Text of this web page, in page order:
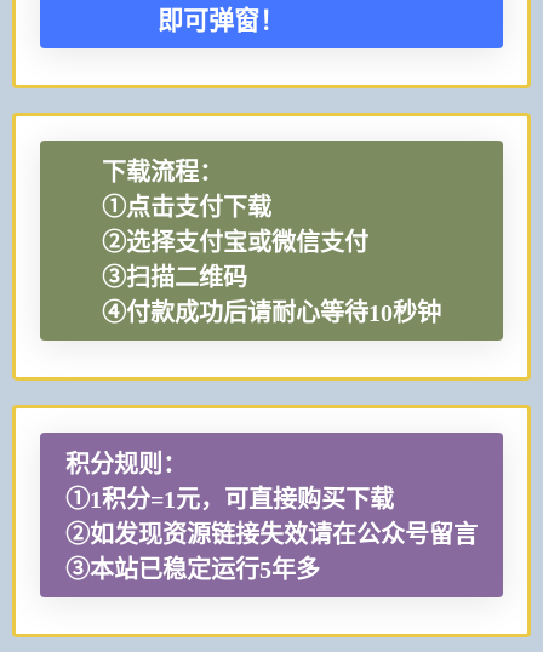
即可弹窗！
下载流程：
①点击支付下载
②选择支付宝或微信支付
③扫描二维码
④付款成功后请耐心等待10秒钟
积分规则：
①1积分=1元，可直接购买下载
②如发现资源链接失效请在公众号留言
③本站已稳定运行5年多